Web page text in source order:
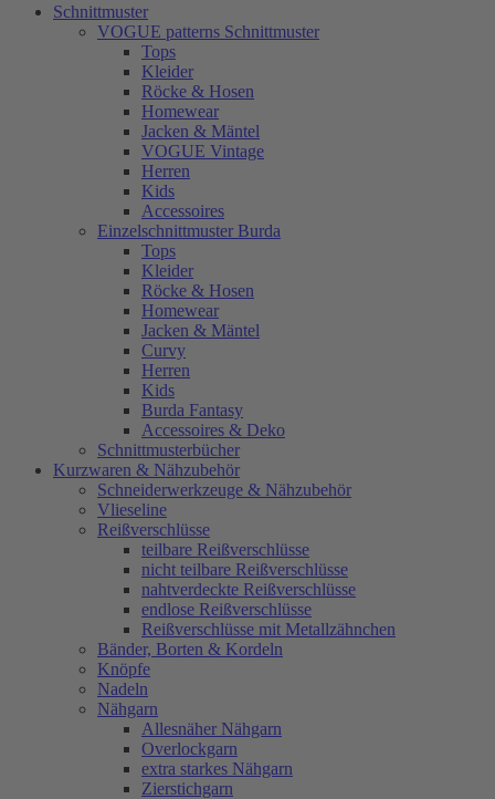
Schnittmuster
VOGUE patterns Schnittmuster
Tops
Kleider
Röcke & Hosen
Homewear
Jacken & Mäntel
VOGUE Vintage
Herren
Kids
Accessoires
Einzelschnittmuster Burda
Tops
Kleider
Röcke & Hosen
Homewear
Jacken & Mäntel
Curvy
Herren
Kids
Burda Fantasy
Accessoires & Deko
Schnittmusterbücher
Kurzwaren & Nähzubehör
Schneiderwerkzeuge & Nähzubehör
Vlieseline
Reißverschlüsse
teilbare Reißverschlüsse
nicht teilbare Reißverschlüsse
nahtverdeckte Reißverschlüsse
endlose Reißverschlüsse
Reißverschlüsse mit Metallzähnchen
Bänder, Borten & Kordeln
Knöpfe
Nadeln
Nähgarn
Allesnäher Nähgarn
Overlockgarn
extra starkes Nähgarn
Zierstichgarn